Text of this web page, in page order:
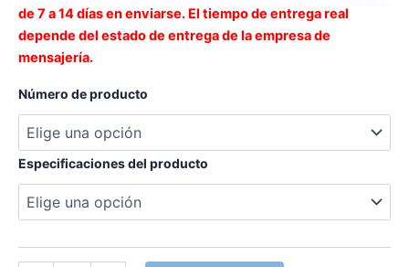
de 7 a 14 días en enviarse. El tiempo de entrega real
depende del estado de entrega de la empresa de
mensajería.
Número de producto
Especificaciones del producto